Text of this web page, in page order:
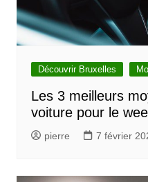
Découvrir Bruxelles
Les 3 meilleurs
voiture pour le
pierre 7 février